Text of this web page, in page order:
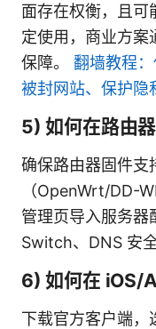
面存在权衡，且可
定使用，商业方案
保障。 翻墙教程
被封网站、保护隐
5) 如何在路由
确保路由器固件支
（OpenWrt/DD-
管理页导入服务器
Switch、DNS 安
6) 如何在 iOS/
下载官方客户端，